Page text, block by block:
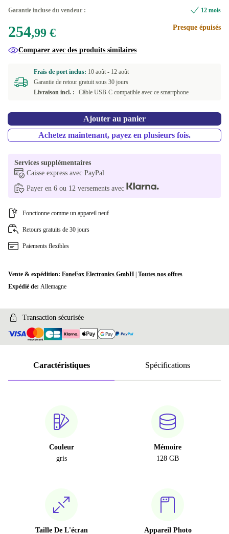
Garantie incluse du vendeur : 12 mois
254,99 € Presque épuisés
Comparer avec des produits similaires
Frais de port inclus: 10 août - 12 août
Garantie de retour gratuit sous 30 jours
Livraison incl. :
Câble USB-C compatible avec ce smartphone
Ajouter au panier
Achetez maintenant, payez en plusieurs fois.
Services supplémentaires
Caisse express avec PayPal
Payer en 6 ou 12 versements avec
Fonctionne comme un appareil neuf
Retours gratuits de 30 jours
Paiements flexibles
Vente & expédition: FoneFox Electronics GmbH Toutes nos offres
Expédié de: Allemagne
Transaction sécurisée
Caractéristiques Spécifications
Couleur
gris
Mémoire
128 GB
Taille De L'écran Appareil Photo